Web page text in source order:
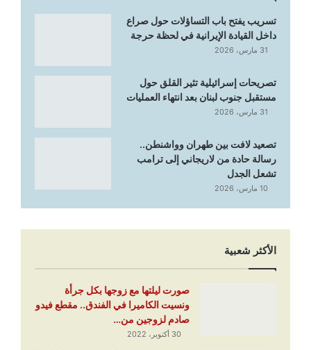
تسريب يفتح باب التساؤلات حول صراع
داخل القيادة الإيرانية في لحظة حرجة
31 مارس، 2026
تصريحات إسرائيلية تثير القلق حول
مستقبل جنوب لبنان بعد انتهاء العمليات
31 مارس، 2026
تصعيد لافت بين طهران وواشنطن..
رسالة حادة من لاريجاني إلى ترامب
تشعل الجدل
10 مارس، 2026
الأكثر شعبية
صورت ليلتها مع زوجها بكل جرأة
ونسيت الكاميرا في الفندق.. مقطع فيدو
صادم لزوجين من…
30 أكتوبر، 2022